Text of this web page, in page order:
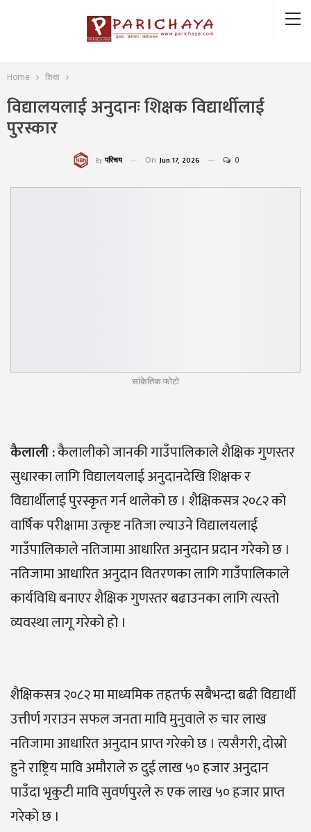
Home शिक्षा
विद्यालयलाई अनुदानः शिक्षक विद्यार्थीलाई
पुरस्कार
By परिचय On Jun 17, 2026 0
सांकेतिक फोटो
कैलाली:कैलालीको जानकी गाउँपालिकाले शैक्षिक गुणस्तर
सुधारका लागि विद्यालयलाई अनुदानदेखि शिक्षक र
विद्यार्थीलाई पुरस्कृत गर्न थालेको छ । शैक्षिकसत्र २०८२ को
वार्षिक परीक्षामा उत्कृष्ट नतिजा ल्याउने विद्यालयलाई
गाउँपालिकाले नतिजामा आधारित अनुदान प्रदान गरेको छ ।
नतिजामा आधारित अनुदान वितरणका लागि गाउँपालिकाले
कार्यविधि बनाएर शैक्षिक गुणस्तर बढाउनका लागि त्यस्तो
व्यवस्था लागू गरेको हो ।
शैक्षिकसत्र २०८२ मा माध्यमिक तहतर्फ सबैभन्दा बढी विद्यार्थी
उत्तीर्ण गराउन सफल जनता मावि मुनुवाले रु चार लाख
नतिजामा आधारित अनुदान प्राप्त गरेको छ । त्यसैगरी, दोस्रो
हुने राष्ट्रिय मावि अमौराले रु दुई लाख ५० हजार अनुदान
पाउँदा भृकुटी मावि सुवर्णपुरले रु एक लाख ५० हजार प्राप्त
गरेको छ ।